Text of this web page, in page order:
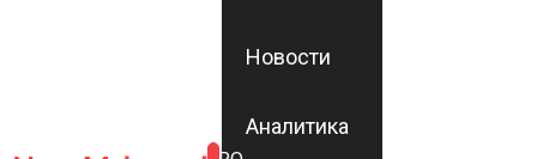
Новости
Аналитика